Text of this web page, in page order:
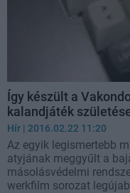
Így készült a
kalandjáték
Hír | 2016.02.22 11:20
Az egyik legismertebb
atyjának meggyűlt a
másolásvédelmi
werkfilm sorozat